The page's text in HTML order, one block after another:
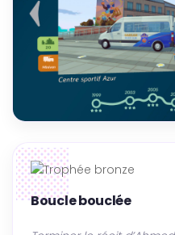
Boucle bouclée